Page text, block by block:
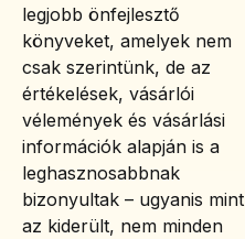
legjobb önfejlesztő
könyveket, amelyek nem
csak szerintünk, de az
értékelések, vásárlói
vélemények és vásárlási
információk alapján is a
leghasznosabbnak
bizonyultak – ugyanis mint
az kiderült, nem minden